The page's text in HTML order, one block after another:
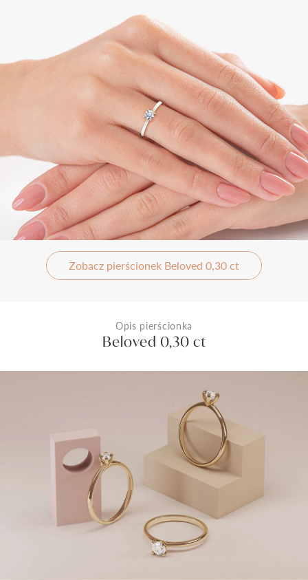
Zobacz pierścionek Beloved 0,30 ct
Opis pierścionka
Beloved 0,30 ct